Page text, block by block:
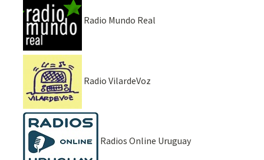
Radio Mundo Real
Radio VilardeVoz
Radios Online Uruguay